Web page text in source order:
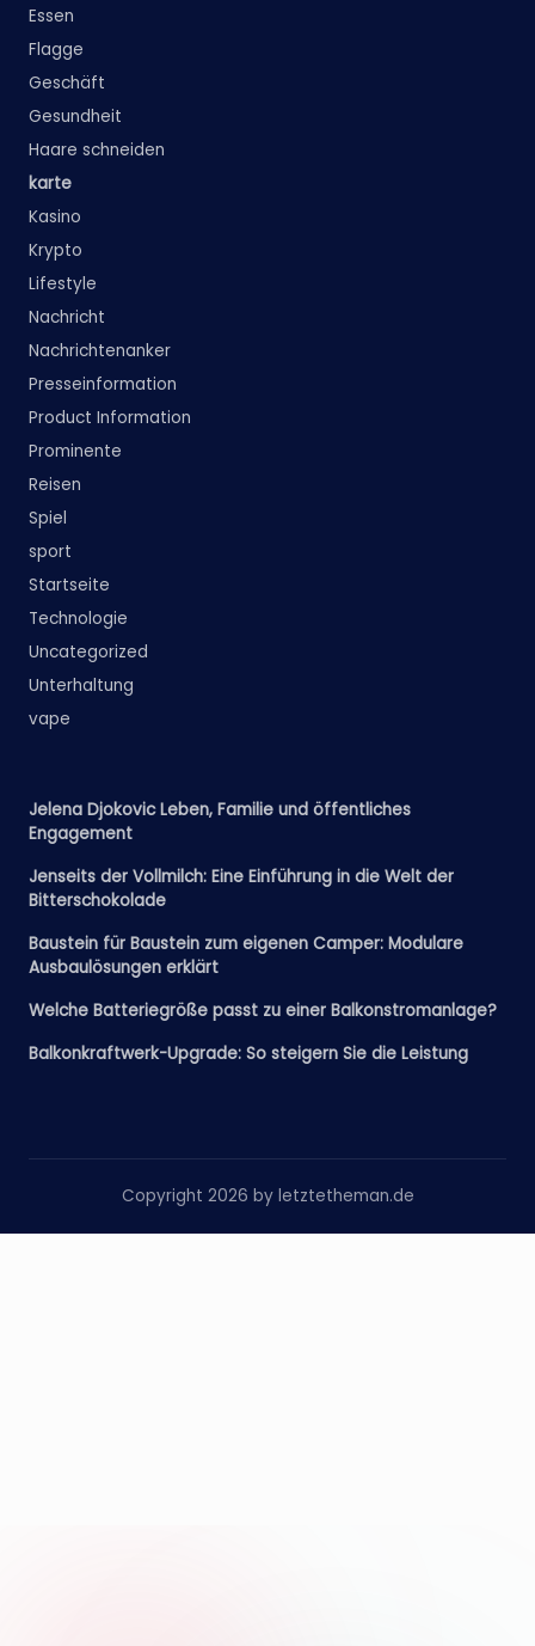
Essen
Flagge
Geschäft
Gesundheit
Haare schneiden
karte
Kasino
Krypto
Lifestyle
Nachricht
Nachrichtenanker
Presseinformation
Product Information
Prominente
Reisen
Spiel
sport
Startseite
Technologie
Uncategorized
Unterhaltung
vape
Jelena Djokovic Leben, Familie und öffentliches
Engagement
Jenseits der Vollmilch: Eine Einführung in die Welt der
Bitterschokolade
Baustein für Baustein zum eigenen Camper: Modulare
Ausbaulösungen erklärt
Welche Batteriegröße passt zu einer Balkonstromanlage?
Balkonkraftwerk-Upgrade: So steigern Sie die Leistung
Copyright 2026 by letztetheman.de